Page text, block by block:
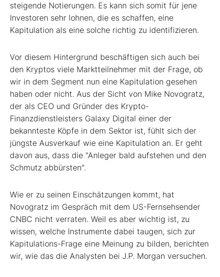
steigende Notierungen. Es kann sich somit für jene
Investoren sehr lohnen, die es schaffen, eine
Kapitulation als eine solche richtig zu identifizieren.
Vor diesem Hintergrund beschäftigen sich auch bei
den Kryptos viele Marktteilnehmer mit der Frage, ob
wir in dem Segment nun eine Kapitulation gesehen
haben oder nicht. Aus der Sicht von Mike Novogratz,
der als CEO und Gründer des Krypto-
Finanzdienstleisters Galaxy Digital einer der
bekannteste Köpfe in dem Sektor ist, fühlt sich der
jüngste Ausverkauf wie eine Kapitulation an. Er geht
davon aus, dass die "Anleger bald aufstehen und den
Schmutz abbürsten".
Wie er zu seinen Einschätzungen kommt, hat
Novogratz im Gespräch mit dem US-Fernsehsender
CNBC nicht verraten. Weil es aber wichtig ist, zu
wissen, welche Instrumente dabei taugen, sich zur
Kapitulations-Frage eine Meinung zu bilden, berichten
wir, wie das die Analysten bei J.P. Morgan versuchen.